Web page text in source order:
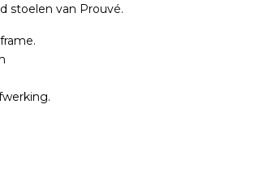
stoelen van Prouvé.